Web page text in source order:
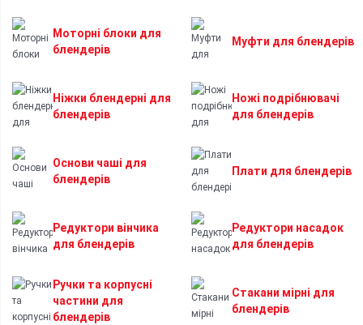
Моторні блоки для
блендерів
Муфти для блендерів
Ніжки блендерні для
блендерів
Ножі подрібнювачі
для блендерів
Основи чаші для
блендерів
Плати для блендерів
Редуктори вінчика
для блендерів
Редуктори насадок
для блендерів
Ручки та корпусні
частини для
блендерів
Стакани мірні для
блендерів